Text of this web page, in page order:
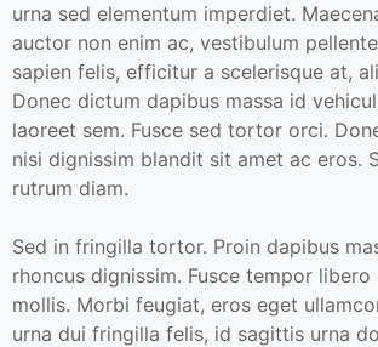
urna sed elementum imperdiet.
auctor non enim ac, vestibulum
sapien felis, efficitur a scelerisque at,
Donec dictum dapibus massa id
laoreet sem. Fusce sed tortor orci.
nisi dignissim blandit sit amet ac eros.
rutrum diam.
Sed in fringilla tortor. Proin dapibus
rhoncus dignissim. Fusce tempor libero
mollis. Morbi feugiat, eros eget
urna dui fringilla felis, id sagittis urna